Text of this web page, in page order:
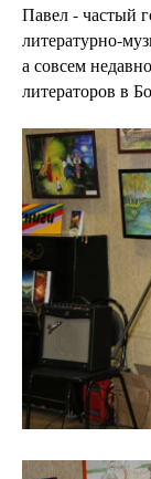
Павел - частый
литературно-
а совсем
литераторов в